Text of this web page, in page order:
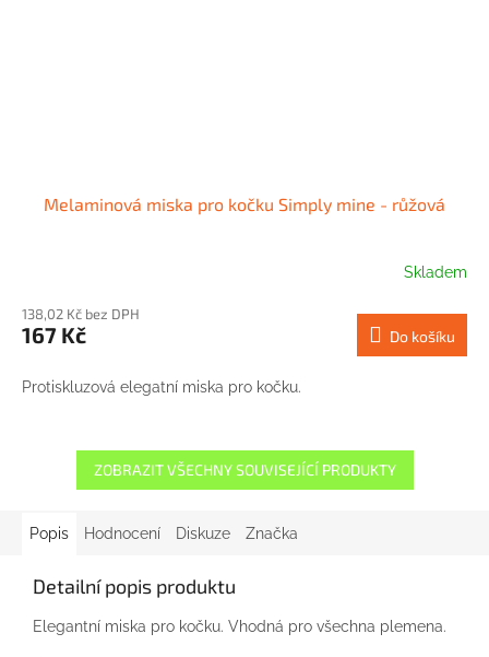
Melaminová miska pro kočku Simply mine - růžová
Skladem
138,02 Kč bez DPH
167 Kč Do košíku
Protiskluzová elegatní miska pro kočku.
ZOBRAZIT VŠECHNY SOUVISEJÍCÍ PRODUKTY
Popis Hodnocení Diskuze Značka
Detailní popis produktu
Elegantní miska pro kočku. Vhodná pro všechna plemena.